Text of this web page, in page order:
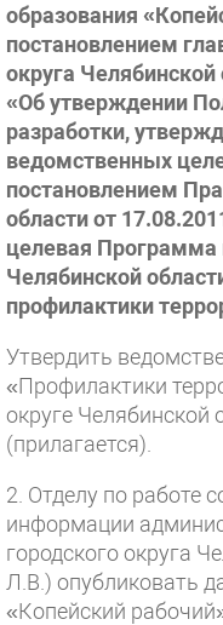
образования
постановлением
округа
«Об утверждении
разработки,
ведомственных
постановлением
области от
целевая Программа
Челябинской
профилактики
Утвердить
«Профилактики
округе Челябинской
(прилагается).
2. Отделу по работе
информации
городского округа
Л.В.) опубликовать
«Копейский